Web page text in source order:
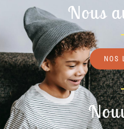
Nous
NOS